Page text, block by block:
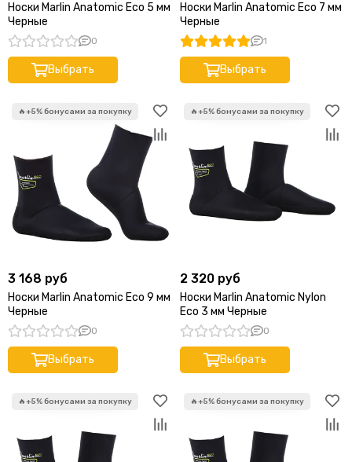
VECTOR (Вектор)
XIFIAS SUB
MARES
LEADERFINS
BS DIVER
ARMYTEK
JS Board
Led Lenser
Epsealon
ApneaPro
Riffe
TUSA
Stream Trail
Leech
Oceanic
Apeks
Aquatec
Shearwater
Носки Marlin Anatomic Eco 5 мм
Черные
0
Выбрать
Носки Marlin Anatomic Eco 7 мм
Черные
1
Выбрать
3 168 руб
Носки Marlin Anatomic Eco 9 мм
Черные
0
Выбрать
2 320 руб
Носки Marlin Anatomic Nylon
Eco 3 мм Черные
0
Выбрать